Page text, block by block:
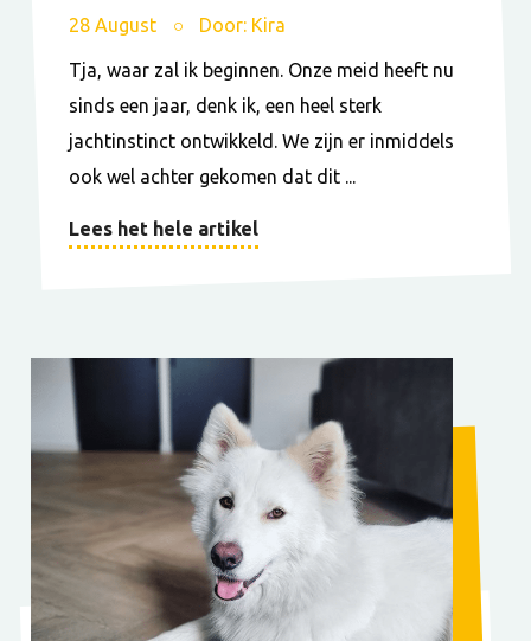
28 August Door: Kira
Tja, waar zal ik beginnen. Onze meid heeft nu
sinds een jaar, denk ik, een heel sterk
jachtinstinct ontwikkeld. We zijn er inmiddels
ook wel achter gekomen dat dit ...
Lees het hele artikel